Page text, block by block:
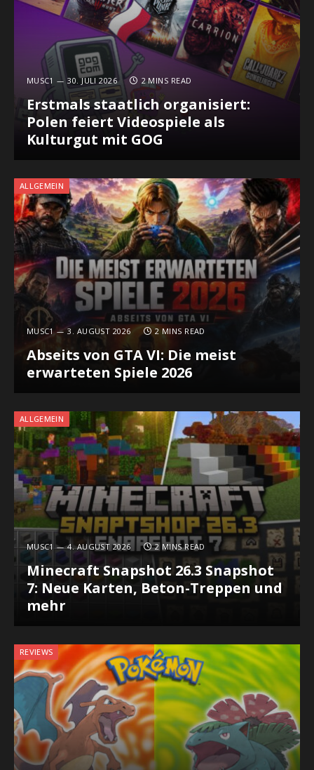
MUSC1 30. JULI 2026 2 MINS READ
Erstmals staatlich organisiert:
Polen feiert Videospiele als
Kulturgut mit GOG
ALLGEMEIN
MUSC1 3. AUGUST 2026 2 MINS READ
Abseits von GTA VI: Die meist
erwarteten Spiele 2026
ALLGEMEIN
MUSC1 4. AUGUST 2026 2 MINS READ
Minecraft Snapshot 26.3 Snapshot
7: Neue Karten, Beton-Treppen und
mehr
REVIEWS